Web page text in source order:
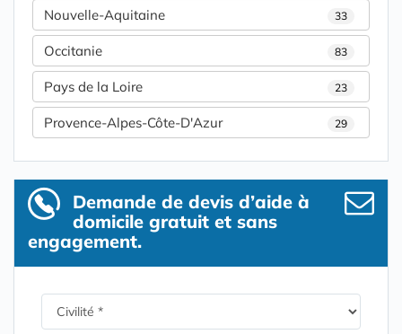
Nouvelle-Aquitaine 33
Occitanie 83
Pays de la Loire 23
Provence-Alpes-Côte-D'Azur 29
Demande de devis d’aide à
domicile gratuit et sans
engagement.